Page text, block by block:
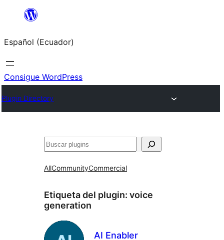
Saltar
contenido
Español (Ecuador)
Consigue WordPress
Plugin Directory
Buscar
AllCommunityCommercial
Etiqueta del plugin: voice
generation
AI Enabler